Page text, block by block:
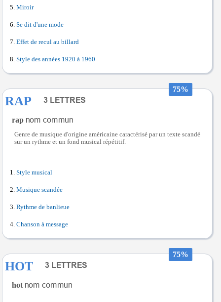
Miroir
Se dit d'une mode
Effet de recul au billard
Style des années 1920 à 1960
75%
RAP
rap
Genre de musique d'origine américaine caractérisé par un texte scandé
sur un rythme et un fond musical répétitif.
Style musical
Musique scandée
Rythme de banlieue
Chanson à message
75%
HOT
hot